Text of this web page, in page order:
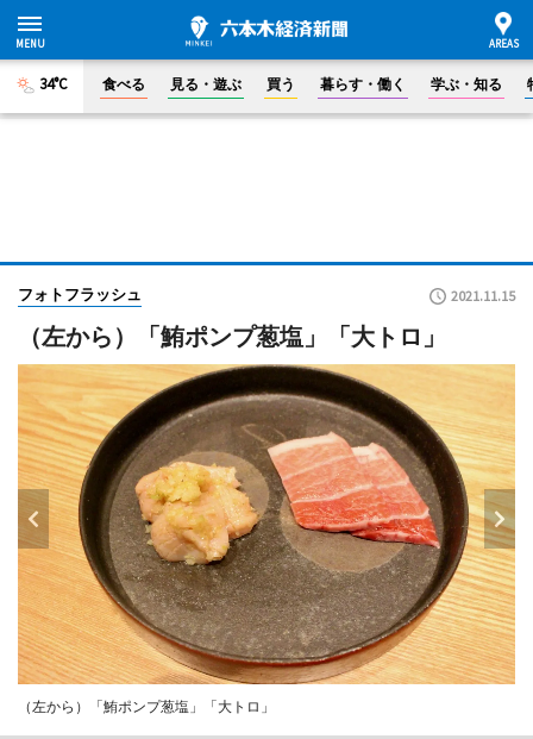
34°C 食べる 見る・遊ぶ 買う 暮らす・働く 学ぶ・知る
フォトフラッシュ 2021.11.15
（左から）「鮪ポンプ葱塩」「大トロ」
（左から）「鮪ポンプ葱塩」「大トロ」